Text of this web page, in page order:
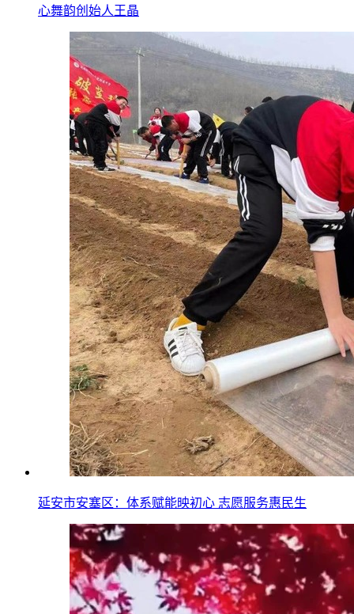
心舞韵创始人王晶
延安市安塞区：体系赋能映初心 志愿服务惠民生